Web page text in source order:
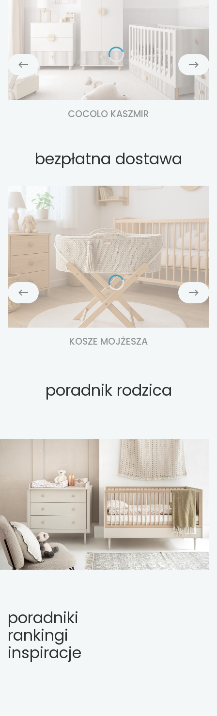
COCOLO KASZMIR
bezpłatna dostawa
KOSZE MOJŻESZA
poradnik rodzica
poradniki
rankingi
inspiracje